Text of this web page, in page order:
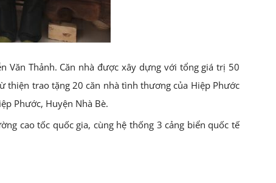
Văn Thảnh. Căn nhà được xây dựng với tổng giá trị 50
thiện trao tặng 20 căn nhà tình thương của Hiệp Phước
Phước, Huyện Nhà Bè.
cao tốc quốc gia, cùng hệ thống 3 cảng biển quốc tế